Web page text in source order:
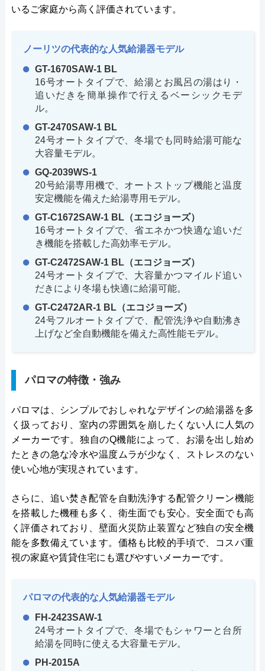
いるご家庭から高く評価されています。
ノーリツの代表的な人気給湯器モデル
GT-1670SAW-1 BL
16号オートタイプで、給湯とお風呂の湯はり・
追いだきを簡単操作で行えるベーシックモデ
ル。
GT-2470SAW-1 BL
24号オートタイプで、冬場でも同時給湯可能な
大容量モデル。
GQ-2039WS-1
20号給湯専用機で、オートストップ機能と温度
安定機能を備えた給湯専用モデル。
GT-C1672SAW-1 BL（エコジョーズ）
16号オートタイプで、省エネかつ快適な追いだ
き機能を搭載した高効率モデル。
GT-C2472SAW-1 BL（エコジョーズ）
24号オートタイプで、大容量かつマイルド追い
だきにより冬場も快適に給湯可能。
GT-C2472AR-1 BL（エコジョーズ）
24号フルオートタイプで、配管洗浄や自動沸き
上げなど全自動機能を備えた高性能モデル。
パロマの特徴・強み
パロマは、シンプルでおしゃれなデザインの給湯器を多
く扱っており、室内の雰囲気を崩したくない人に人気の
メーカーです。独自のQ機能によって、お湯を出し始め
たときの急な冷水や温度ムラが少なく、ストレスのない
使い心地が実現されています。
さらに、追い焚き配管を自動洗浄する配管クリーン機能
を搭載した機種も多く、衛生面でも安心。安全面でも高
く評価されており、壁面火災防止装置など独自の安全機
能を多数備えています。価格も比較的手頃で、コスパ重
視の家庭や賃貸住宅にも選びやすいメーカーです。
パロマの代表的な人気給湯器モデル
FH-2423SAW-1
24号オートタイプで、冬場でもシャワーと台所
給湯を同時に使える大容量モデル。
PH-2015A